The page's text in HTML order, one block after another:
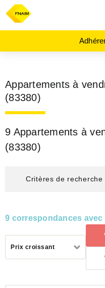
Appartements à
(83380)
9 Appartements à
(83380)
Critères de recherche
9 correspondances
Prix croissant